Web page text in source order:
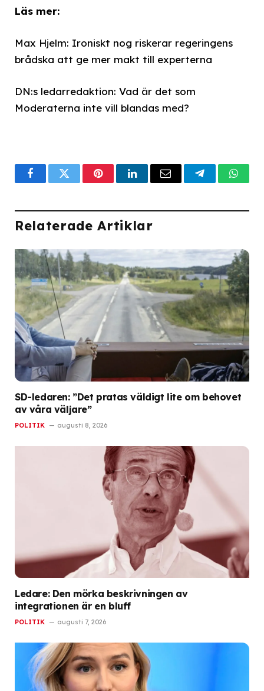
Läs mer:
Max Hjelm: Ironiskt nog riskerar regeringens
brådska att ge mer makt till experterna
DN:s ledarredaktion: Vad är det som
Moderaterna inte vill blandas med?
FacebookTwitterPinterestLinkedInEmail Telegram
Relaterade Artiklar
SD-ledaren: ”Det pratas väldigt lite om behovet
av våra väljare”
POLITIK augusti 8, 2026
Ledare: Den mörka beskrivningen av
integrationen är en bluff
POLITIK augusti 7, 2026